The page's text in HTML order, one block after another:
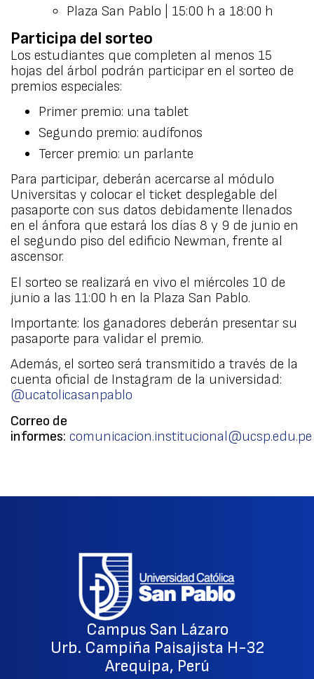
Plaza San Pablo | 15:00 h a 18:00 h
Participa del sorteo
Los estudiantes que completen al menos 15
hojas del árbol podrán participar en el sorteo de
premios especiales:
Primer premio: una tablet
Segundo premio: audífonos
Tercer premio: un parlante
Para participar, deberán acercarse al módulo
Universitas y colocar el ticket desplegable del
pasaporte con sus datos debidamente llenados
en el ánfora que estará los días 8 y 9 de junio en
el segundo piso del edificio Newman, frente al
ascensor.
El sorteo se realizará en vivo el miércoles 10 de
junio a las 11:00 h en la Plaza San Pablo.
Importante: los ganadores deberán presentar su
pasaporte para validar el premio.
Además, el sorteo será transmitido a través de la
cuenta oficial de Instagram de la universidad:
@ucatolicasanpablo
Correo de
informes: comunicacion.institucional@ucsp.edu.pe
Campus San Lázaro
Urb. Campiña Paisajista H-32
Arequipa, Perú